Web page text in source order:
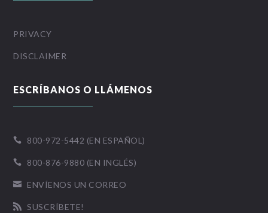
PRIVACY
DISCLAIMER
ESCRÍBANOS O LLÁMENOS
 800-972-5442 (EN ESPAÑOL)
 800-876-9880 (EN INGLÉS)
 ENVÍENOS UN CORREO
 SUSCRÍBETE!